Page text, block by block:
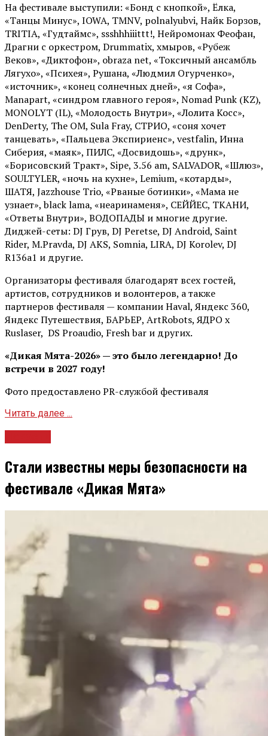
На фестивале выступили: «Бонд с кнопкой», Ёлка,
«Танцы Минус», IOWA, TMNV, polnalyubvi, Найк Борзов,
TRITIA, «Гудтаймс», ssshhhiiittt!, Нейромонах Феофан,
Драгни с оркестром, Drummatix, хмыров, «Рубеж
Веков», «Диктофон», obraza net, «Токсичный ансамбль
Лягухо», «Психея», Рушана, «Людмил Огурченко»,
«источник», «конец солнечных дней», «я Софа»,
Manapart, «синдром главного героя», Nomad Punk (KZ),
MONOLYT (IL), «Молодость Внутри», «Лолита Косс»,
DenDerty, The OM, Sula Fray, СТРИО, «соня хочет
танцевать», «Пальцева Экспириенс», vestfalin, Инна
Сиберия, «маяк», ПИЛС, «Досвидошь», «друнк»,
«Борисовский Тракт», Sipe, 3.56 am, SALVADOR, «Шлюз»,
SOULTYLER, «ночь на кухне», Lemium, «котарды»,
ШАТЯ, Jazzhouse Trio, «Рваные ботинки», «Мама не
узнает», black lama, «неаринаменя», СЕЙЙЕС, ТКАНИ,
«Ответы Внутри», ВОДОПАДЫ и многие другие.
Диджей-сеты: DJ Грув, DJ Peretse, DJ Android, Saint
Rider, М.Pravda, DJ AKS, Somnia, LIRA, DJ Korolev, DJ
R136a1 и другие.
Организаторы фестиваля благодарят всех гостей,
артистов, сотрудников и волонтеров, а также
партнеров фестиваля — компании Haval, Яндекс 360,
Яндекс Путешествия, БАРЬЕР, ArtRobots, ЯДРО х
Ruslaser, DS Proaudio, Fresh bar и других.
«Дикая Мята-2026» — это было легендарно! До
встречи в 2027 году!
Фото предоставлено PR-службой фестиваля
Читать далее ...
Стали известны меры безопасности на
фестивале «Дикая Мята»